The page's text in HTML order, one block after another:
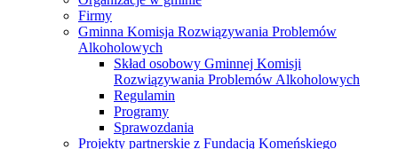
Firmy
Gminna Komisja Rozwiązywania Problemów
Alkoholowych
Skład osobowy Gminnej Komisji
Rozwiązywania Problemów Alkoholowych
Regulamin
Programy
Sprawozdania
Projekty partnerskie z Fundacją Komeńskiego